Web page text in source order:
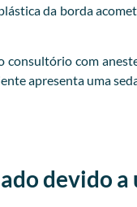
da borda
com
apresenta uma
devido a